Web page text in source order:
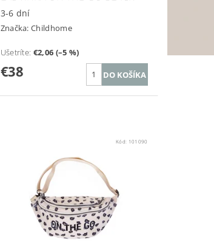
3-6 dní
Značka:Childhome
Ušetríte: €2,06 (–5 %)
€38
Kód: 101090